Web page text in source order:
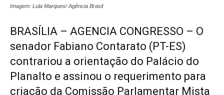
Imagem: Lula Marques/ Agência Brasil
BRASÍLIA – AGENCIA CONGRESSO – O
senador Fabiano Contarato (PT-ES)
contrariou a orientação do Palácio do
Planalto e assinou o requerimento para
criação da Comissão Parlamentar Mista